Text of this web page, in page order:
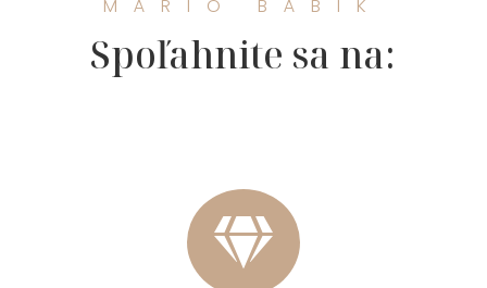
MÁRIO BÁBIK
Spoľahnite sa na:
